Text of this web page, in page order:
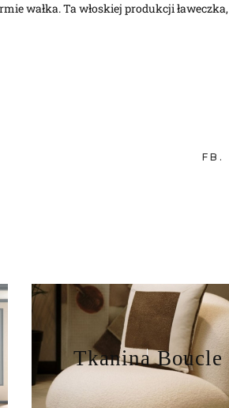
wałka. Ta włoskiej produkcji ławeczka,
FB
Tkanina Boucle